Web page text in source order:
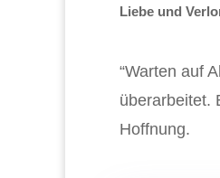
Liebe und
“Warten auf
überarbeitet.
Hoffnung.